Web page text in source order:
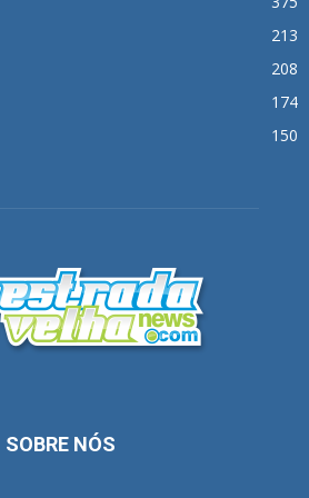
213
208
174
150
SOBRE NÓS